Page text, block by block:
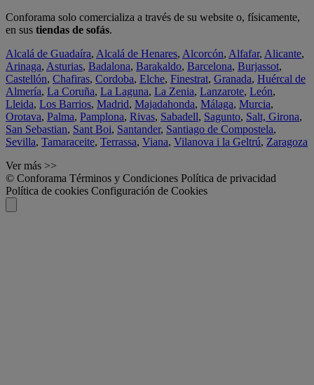
Conforama solo comercializa a través de su website o, físicamente,
en sus tiendas de sofás.
Alcalá de Guadaíra, Alcalá de Henares, Alcorcón, Alfafar, Alicante,
Arinaga, Asturias, Badalona, Barakaldo, Barcelona, Burjassot,
Castellón, Chafiras, Cordoba, Elche, Finestrat, Granada, Huércal de
Almería, La Coruña, La Laguna, La Zenia, Lanzarote, León,
Lleida, Los Barrios, Madrid, Majadahonda, Málaga, Murcia,
Orotava, Palma, Pamplona, Rivas, Sabadell, Sagunto, Salt, Girona,
San Sebastian, Sant Boi, Santander, Santiago de Compostela,
Sevilla, Tamaraceite, Terrassa, Viana, Vilanova i la Geltrú, Zaragoza
Ver más >>
© Conforama Términos y Condiciones Política de privacidad
Política de cookies Configuración de Cookies